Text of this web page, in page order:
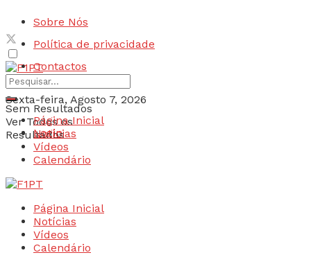
Sobre Nós
Política de privacidade
Contactos
Sexta-feira, Agosto 7, 2026
Login
Sem Resultados
Ver Todos os
Resultados
Página Inicial
Notícias
Vídeos
Calendário
Página Inicial
Notícias
Vídeos
Calendário